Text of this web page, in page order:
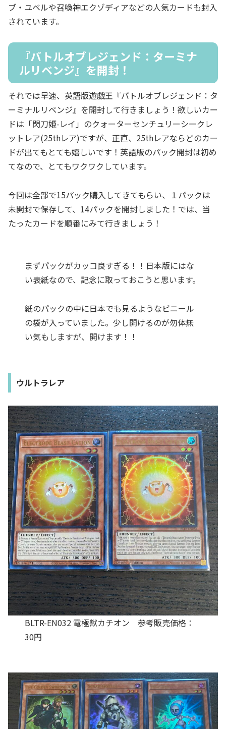
ブ・ユベルや召喚神エクゾディアなどの人気カードも封入
されています。
『バトルオブレジェンド：ターミナ
ルリベンジ』を開封！
それでは早速、英語版遊戯王『バトルオブレジェンド：タ
ーミナルリベンジ』を開封して行きましょう！欲しいカー
ドは「閃刀姫-レイ」のクォーターセンチュリーシークレ
ットレア(25thレア)ですが、正直、25thレアならどのカー
ドが出てもとても嬉しいです！英語版のパック開封は初め
てなので、とてもワクワクしています。
今回は全部で15パック購入してきてもらい、１パックは
未開封で保存して、14パックを開封しました！では、当
たったカードを順番にみて行きましょう！
まずパックがカッコ良すぎる！！日本版にはな
い表紙なので、記念に取っておこうと思います。
紙のパックの中に日本でも見るようなビニール
の袋が入っていました。少し開けるのが勿体無
い気もしますが、開けます！！
ウルトラレア
BLTR-EN032 電極獣カチオン 参考販売価格：
30円